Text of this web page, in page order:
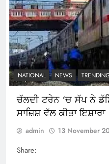
NATIONAL NEWS
ਚੱਲਦੀ ਟਰੇਨ ‘ਚ ਸੱਪ ਨੇ
ਸਾਜ਼ਿਸ਼ ਵੱਲ ਕੀਤਾ ਇਸ਼ਾਰਾ
admin 13 November
Share: